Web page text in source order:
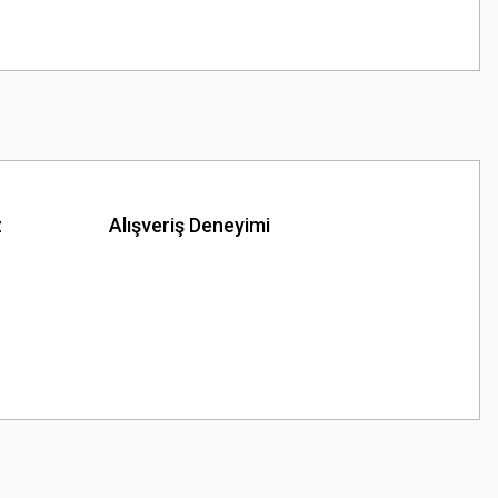
Alışveriş Deneyimi